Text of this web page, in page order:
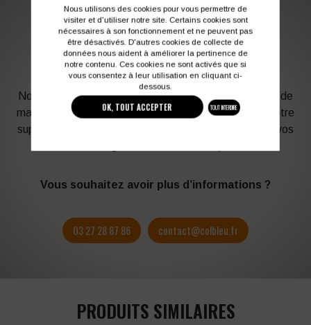
PERSONNALISATION DE VOS VÊTEMENTS DE
TRAVAIL
Notre graphiste connait les produits et les techniques de
marquage. Elle sera à votre service afin d’optimiser votre
support en fonction des contraintes techniques et de vos
Vous souhaitez avoir plus d’informations ?
03 27 28 87 86 contact@colbleu.fr
PRODUITS SIMILAIRES
Nous utilisons des cookies pour vous permettre de
visiter et d'utiliser notre site. Certains cookies sont
nécessaires à son fonctionnement et ne peuvent pas
être désactivés. D'autres cookies de collecte de
données nous aident à améliorer la pertinence de
notre contenu. Ces cookies ne sont activés que si
vous consentez à leur utilisation en cliquant ci-
dessous.
OK, TOUT ACCEPTER TOUT INTERDIRE